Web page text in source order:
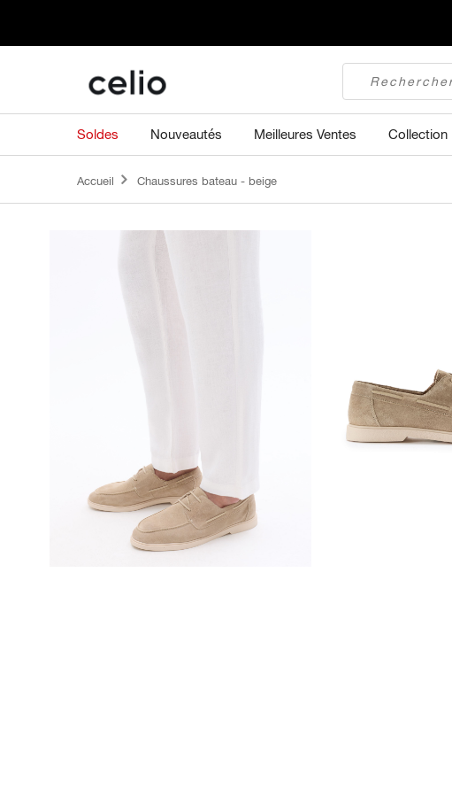
Soldes Nouveautés Meilleures Ventes Collection
Accueil Chaussures bateau - beige